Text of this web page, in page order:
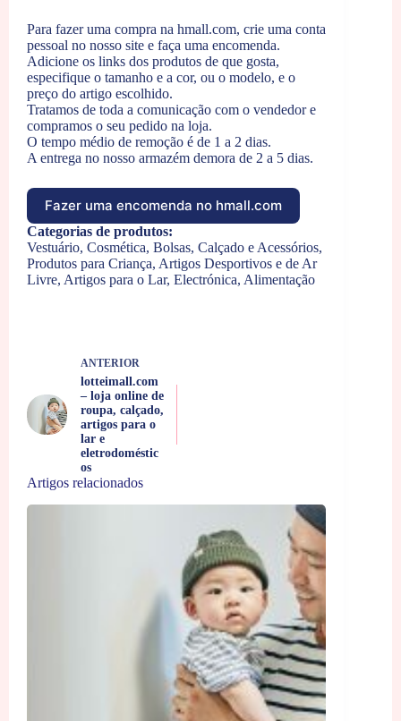
Para fazer uma compra na hmall.com, crie uma conta
pessoal no nosso site e faça uma encomenda.
Adicione os links dos produtos de que gosta,
especifique o tamanho e a cor, ou o modelo, e o
preço do artigo escolhido.
Tratamos de toda a comunicação com o vendedor e
compramos o seu pedido na loja.
O tempo médio de remoção é de 1 a 2 dias.
A entrega no nosso armazém demora de 2 a 5 dias.
Fazer uma encomenda no hmall.com
Categorias de produtos:
Vestuário, Cosmética, Bolsas, Calçado e Acessórios,
Produtos para Criança, Artigos Desportivos e de Ar
Livre, Artigos para o Lar, Electrónica, Alimentação
ANTERIOR
lotteimall.com
– loja online de
roupa, calçado,
artigos para o
lar e
eletrodoméstic
os
Artigos relacionados